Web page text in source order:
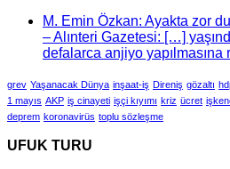
M. Emin Özkan: Ayakta zor
– Alınteri Gazetesi: […]
defalarca anjiyo yapılmasına
grev Yaşanacak Dünya inşaat-iş Direniş gözaltı
1 mayıs AKP iş cinayeti işçi kıyımı kriz ücret
deprem koronavirüs toplu sözleşme
UFUK TURU